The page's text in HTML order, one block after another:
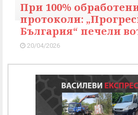
При 100%
протоколи:
България“ печели
20/04/2026